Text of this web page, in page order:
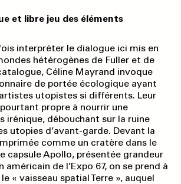
et libre jeu des éléments
interpréter le dialogue ici mis en
hétérogènes de Fuller et de
Céline Mayrand invoque
de portée écologique ayant
utopistes si différents. Leur
propre à nourrir une
irénique, débouchant sur la ruine
utopies d’avant-garde. Devant la
comme un cratère dans le
capsule Apollo, présentée grandeur
américain de l’Expo 67, on se prend à
« vaisseau spatial Terre », auquel